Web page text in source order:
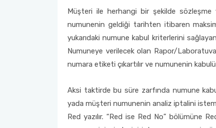
Müşteri ile herhangi bir şekilde sözleşme
numunenin geldiği tarihten itibaren
yukarıdaki numune kabul kriterlerini
Numuneye verilecek olan Rapor/
numara etiketi çıkartılır ve numunenin
Aksi taktirde bu süre zarfında numune
yada müşteri numunenin analiz iptalini
Red yazılır. “Red ise Red No” bölümüne